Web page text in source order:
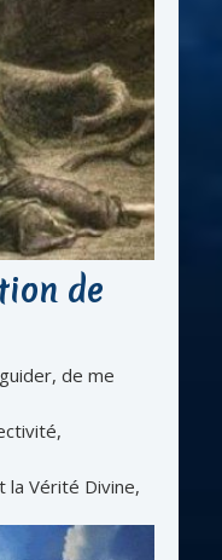
de
de me
la Vérité Divine,